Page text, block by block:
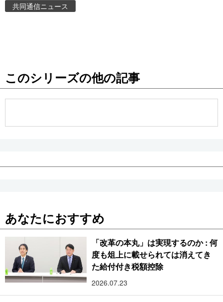
People
公式SNS
共同通信ニュース
このシリーズの他の記事
あなたにおすすめ
「改革の本丸」は実現するのか : 何
度も俎上に載せられては消えてき
た給付付き税額控除
2026.07.23